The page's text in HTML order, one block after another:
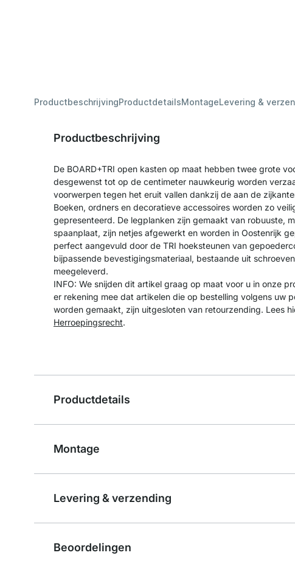
ProductbeschrijvingProductdetailsMontageLevering &
Productbeschrijving
De BOARD+TRI open kasten op maat hebben twee grote
desgewenst tot op de centimeter nauwkeurig worden
voorwerpen tegen het eruit vallen dankzij de aan de
Boeken, ordners en decoratieve accessoires worden zo
gepresenteerd. De legplanken zijn gemaakt van robuuste,
spaanplaat, zijn netjes afgewerkt en worden in Oostenrijk
perfect aangevuld door de TRI hoeksteunen van
bijpassende bevestigingsmateriaal, bestaande uit
meegeleverd.
INFO: We snijden dit artikel graag op maat voor u in onze
er rekening mee dat artikelen die op bestelling volgens uw
worden gemaakt, zijn uitgesloten van retourzending. Lees
Herroepingsrecht.
Productdetails
Montage
Levering & verzending
Beoordelingen